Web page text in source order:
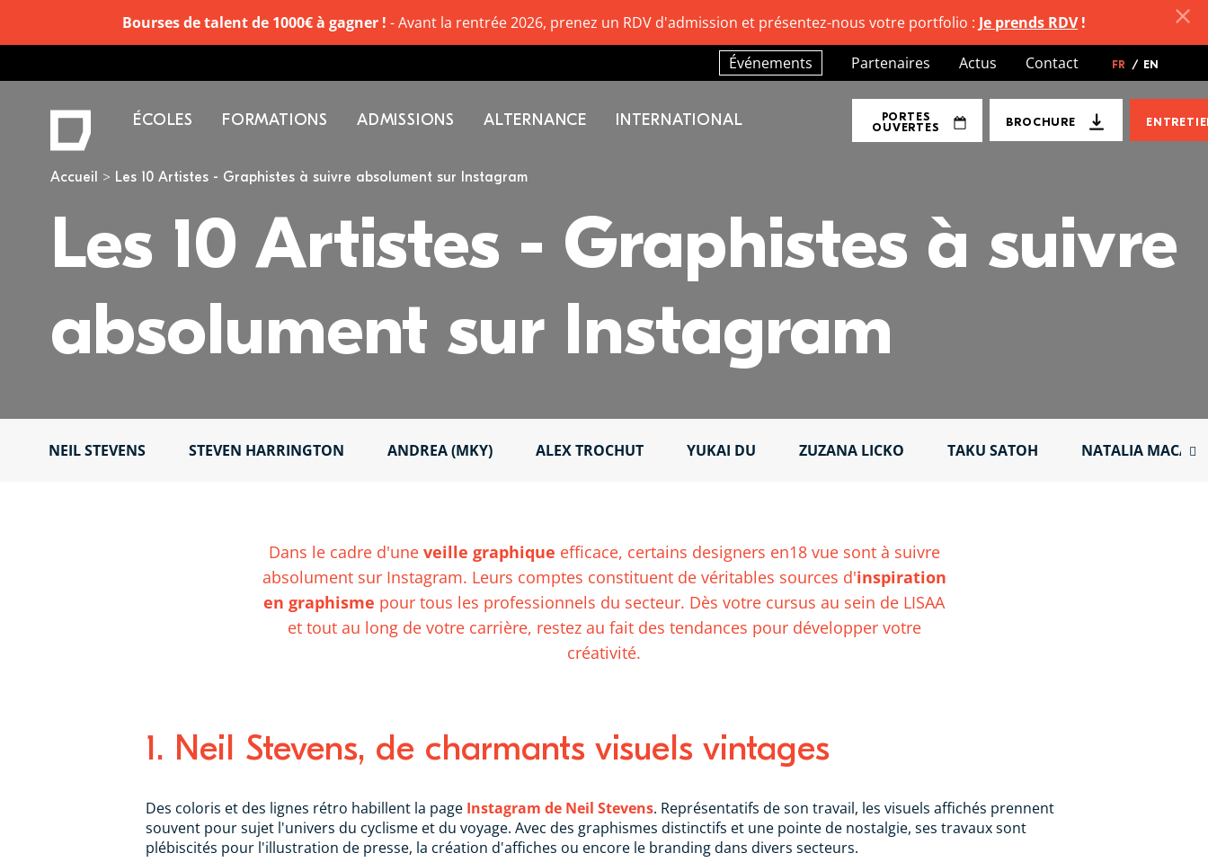
Vous êtes ici
Accueil Les 10 Artistes - Graphistes à suivre absolument sur Instagram
Les 10 Artistes - Graphistes à suivre
absolument sur Instagram
NEIL STEVENS STEVEN HARRINGTON ANDREA (MKY) ALEX TROCHUT YUKAI DU ZUZANA LICKO TAKU SATOH NATALIA MACA
Dans le cadre d'une veille graphique efficace, certains designers en18 vue sont à suivre
absolument sur Instagram. Leurs comptes constituent de véritables sources d'inspiration
en graphisme pour tous les professionnels du secteur. Dès votre cursus au sein de LISAA
et tout au long de votre carrière, restez au fait des tendances pour développer votre
créativité.
1. Neil Stevens, de charmants visuels vintages
Des coloris et des lignes rétro habillent la page Instagram de Neil Stevens. Représentatifs de son travail, les visuels affichés prennent
souvent pour sujet l'univers du cyclisme et du voyage. Avec des graphismes distinctifs et une pointe de nostalgie, ses travaux sont
plébiscités pour l'illustration de presse, la création d'affiches ou encore le branding dans divers secteurs.
Événements Partenaires Actus Contact FR / EN
PORTES
OUVERTES
BROCHURE
ÉCOLES FORMATIONS ADMISSIONS ALTERNANCE INTERNATIONAL
Bourses de talent de 1000€ à gagner ! - Avant la rentrée 2026, prenez un RDV d'admission et présentez-nous votre portfolio : Je prends RDV!